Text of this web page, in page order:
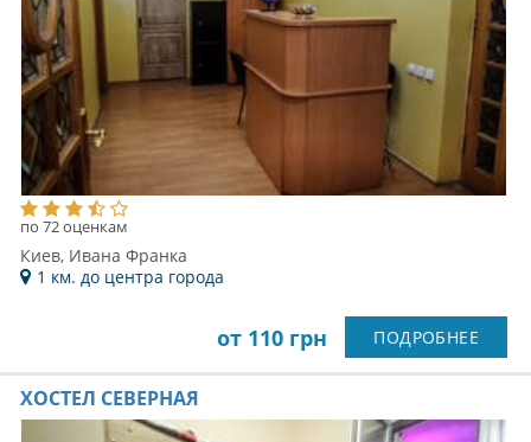
по 72 оценкам
Киев, Ивана Франка
1 км. до центра города
от 110 грн ПОДРОБНЕЕ
ХОСТЕЛ СЕВЕРНАЯ